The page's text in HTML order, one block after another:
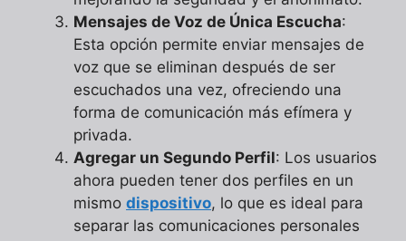
Mensajes de Voz de Única Escucha:
Esta opción permite enviar mensajes de
voz que se eliminan después de ser
escuchados una vez, ofreciendo una
forma de comunicación más efímera y
privada.
Agregar un Segundo Perfil: Los usuarios
ahora pueden tener dos perfiles en un
mismo dispositivo, lo que es ideal para
separar las comunicaciones personales